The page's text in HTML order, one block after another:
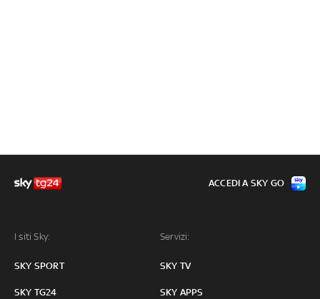
I siti Sky:
SKY SPORT
SKY TG24
Servizi:
SKY TV
SKY APPS
ACCEDI A SKY GO